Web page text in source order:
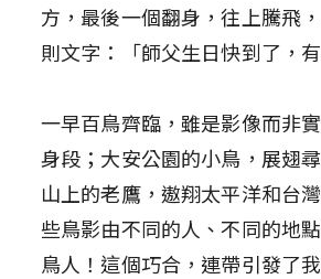
方，最後一個翻身，往上騰飛
則文字：「師父生日快到了，有
一早百鳥齊臨，雖是影像而非
身段；大安公園的小鳥，展翅
山上的老鷹，遨翔太平洋和台
些鳥影由不同的人、不同的地
鳥人！這個巧合，連帶引發了